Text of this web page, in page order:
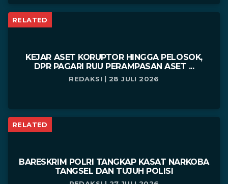
RELATED
KEJAR ASET KORUPTOR HINGGA PELOSOK,
DPR PAGARI RUU PERAMPASAN ASET ...
REDAKSI | 28 JULI 2026
RELATED
BARESKRIM POLRI TANGKAP KASAT NARKOBA
TANGSEL DAN TUJUH POLISI